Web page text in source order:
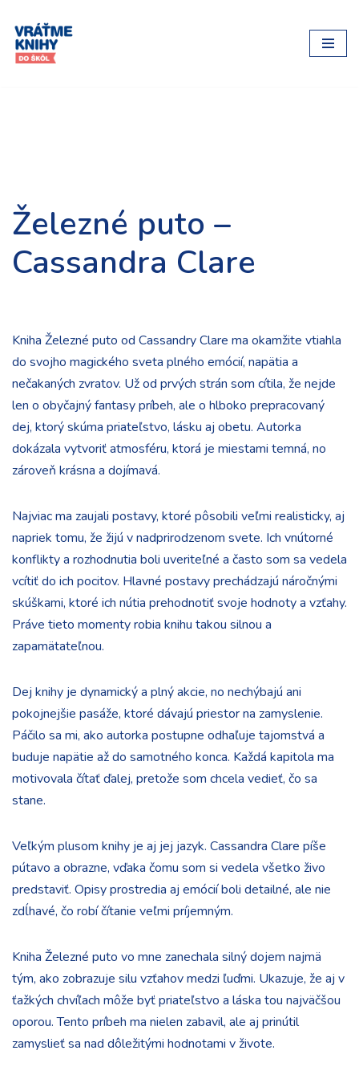
Preskočiť
na
Železné puto –
Cassandra Clare
Kniha Železné puto od Cassandry Clare ma okamžite vtiahla
do svojho magického sveta plného emócií, napätia a
nečakaných zvratov. Už od prvých strán som cítila, že nejde
len o obyčajný fantasy príbeh, ale o hlboko prepracovaný
dej, ktorý skúma priateľstvo, lásku aj obetu. Autorka
dokázala vytvoriť atmosféru, ktorá je miestami temná, no
zároveň krásna a dojímavá.
Najviac ma zaujali postavy, ktoré pôsobili veľmi realisticky, aj
napriek tomu, že žijú v nadprirodzenom svete. Ich vnútorné
konflikty a rozhodnutia boli uveriteľné a často som sa vedela
vcítiť do ich pocitov. Hlavné postavy prechádzajú náročnými
skúškami, ktoré ich nútia prehodnotiť svoje hodnoty a vzťahy.
Práve tieto momenty robia knihu takou silnou a
zapamätateľnou.
Dej knihy je dynamický a plný akcie, no nechýbajú ani
pokojnejšie pasáže, ktoré dávajú priestor na zamyslenie.
Páčilo sa mi, ako autorka postupne odhaľuje tajomstvá a
buduje napätie až do samotného konca. Každá kapitola ma
motivovala čítať ďalej, pretože som chcela vedieť, čo sa
stane.
Veľkým plusom knihy je aj jej jazyk. Cassandra Clare píše
pútavo a obrazne, vďaka čomu som si vedela všetko živo
predstaviť. Opisy prostredia aj emócií boli detailné, ale nie
zdĺhavé, čo robí čítanie veľmi príjemným.
Kniha Železné puto vo mne zanechala silný dojem najmä
tým, ako zobrazuje silu vzťahov medzi ľuďmi. Ukazuje, že aj v
ťažkých chvíľach môže byť priateľstvo a láska tou najväčšou
oporou. Tento príbeh ma nielen zabavil, ale aj prinútil
zamyslieť sa nad dôležitými hodnotami v živote.